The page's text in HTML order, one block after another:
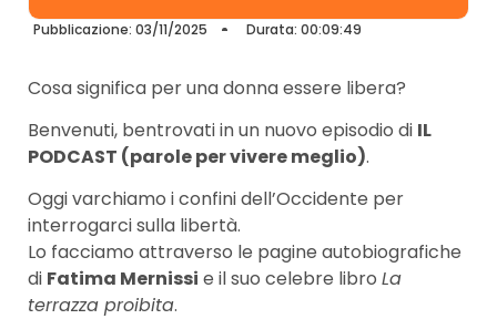
Pubblicazione: 03/11/2025 Durata: 00:09:49
Cosa significa per una donna essere libera?
Benvenuti, bentrovati in un nuovo episodio di IL
PODCAST (parole per vivere meglio).
Oggi varchiamo i confini dell’Occidente per
interrogarci sulla libertà.
Lo facciamo attraverso le pagine autobiografiche
di Fatima Mernissi e il suo celebre libro La
terrazza proibita.